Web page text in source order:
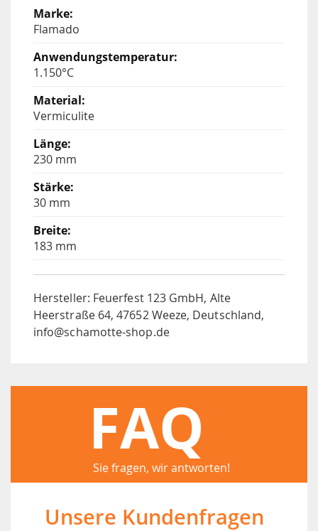
Flamado
1.150°C
Vermiculite
230 mm
30 mm
183 mm
Hersteller: Feuerfest 123 GmbH, Alte
Heerstraße 64, 47652 Weeze, Deutschland,
info@schamotte-shop.de
FAQ
Sie fragen, wir antworten!
Unsere Kundenfragen